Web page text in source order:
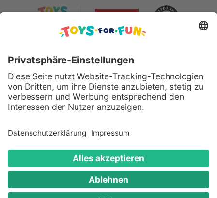
Sicher bezahlen mit:
Alle genannten Produkte und Logos sind eingetragene
Warenzeichen der jeweiligen Hersteller.
Copyright © 2008 - 2026 Toys for Fun GmbH - Alle
Rechte vorbehalten